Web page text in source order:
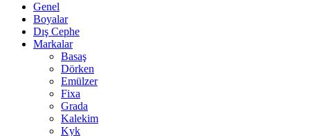
Genel
Boyalar
Dış Cephe
Markalar
Basaş
Dörken
Emülzer
Fixa
Grada
Kalekim
Kyk